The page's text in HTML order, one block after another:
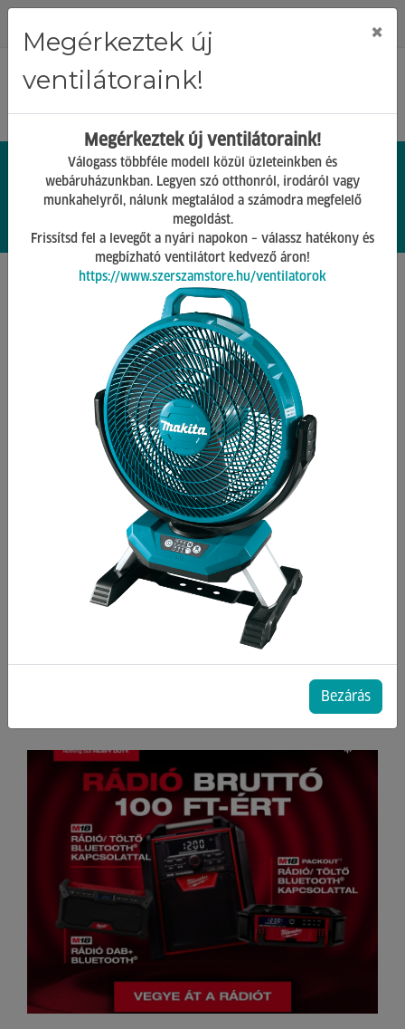
0 0.
Friss hírek
Milwaukee Redemption Amplified PT & OPE kampány
LEGFRISSEBB HÍREK
Redemption Classic akkumulátoros
promóció!
2026.07.06. 09:01:33
Parázs és Füst - Country grill
2026.06.05. 08:24:49
PastPay
2026.04.16. 09:35:20
Milwaukee Redemption Amplified
PT & OPE kampány
Megérkeztek új
ventilátoraink!
×
Megérkeztek új ventilátoraink!
Válogass többféle modell közül üzleteinkben és
webáruházunkban. Legyen szó otthonról, irodáról vagy
munkahelyről, nálunk megtalálod a számodra megfelelő
megoldást.
Frissítsd fel a levegőt a nyári napokon – válassz hatékony és
megbízható ventilátort kedvező áron!
https://www.szerszamstore.hu/ventilatorok
Bezárás